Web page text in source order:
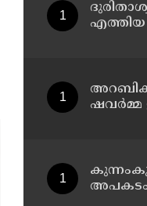
എത്തിയ
അറബിക്
ഷവർമ്മ